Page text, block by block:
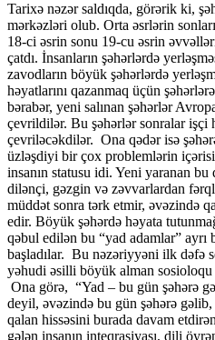
Tarixə nəzər saldıqda, görərik ki,
mərkəzləri olub. Orta əsrlərin
18-ci əsrin sonu 19-cu əsrin
çatdı. İnsanların şəhərlərdə
zavodların böyük şəhərlərdə
həyatlarını qazanmaq üçün
bərabər, yeni salınan şəhərlər
çevrildilər. Bu şəhərlər sonralar işçi
çevriləcəkdilər. Ona qədər isə
üzləşdiyi bir çox problemlərin
insanın statusu idi. Yeni yaranan
dilənçi, gəzgin və zəvvarlardan
müddət sonra tərk etmir, əvəzində
edir. Böyük şəhərdə həyata
qəbul edilən bu “yad adamlar” ayrı
başladılar. Bu nəzəriyyəni ilk dəfə
yəhudi əsilli böyük alman
Ona görə, “Yad – bu gün şəhərə
deyil, əvəzində bu gün şəhərə gəlib,
qalan hissəsini burada davam
gələn insanın inteqrasiyası, dili